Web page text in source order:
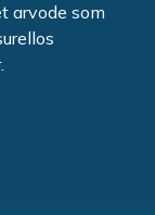
arvode som